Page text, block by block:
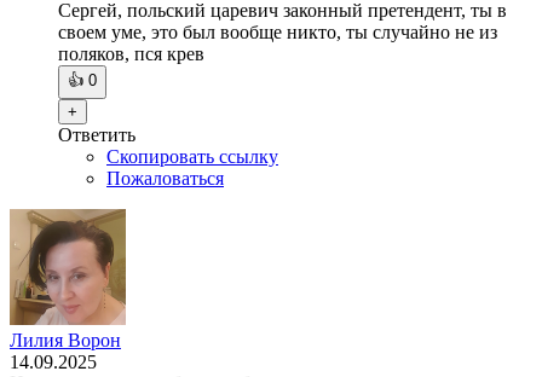
Сергей, польский царевич законный претендент, ты в
своем уме, это был вообще никто, ты случайно не из
поляков, пся крев
👍 0
+
Ответить
Скопировать ссылку
Пожаловаться
Лилия Ворон
14.09.2025